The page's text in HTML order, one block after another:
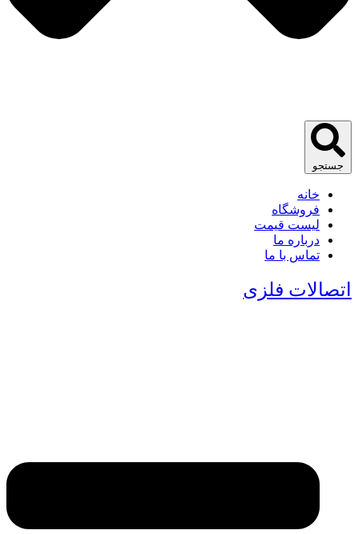
جستجو
خانه
فروشگاه
لیست قیمت
درباره ما
تماس با ما
اتصالات فلزی